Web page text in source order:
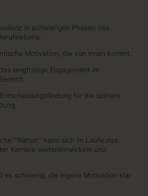
in schwierigen Phasen des
Motivation, die von innen kommt.
langfristige Engagement im
Entscheidungsfindung für die spätere
"Warum" kann sich im Laufe des
Karriere weiterentwickeln und
es schwierig, die eigene Motivation klar